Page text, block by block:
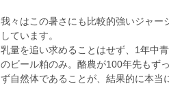
我々はこの暑さにも比較的強いジャー
しています。
乳量を追い求めることはせず、1年中
のビール粕のみ。酪農が100年先もず
ず自然体であることが、結果的に本当